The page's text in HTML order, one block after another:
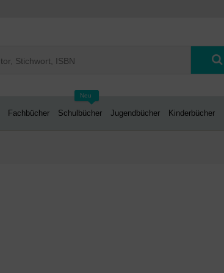
Fachbücher
Neu
Schulbücher Jugendbücher Kinderbücher